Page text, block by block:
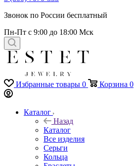
Звонок по России бесплатный
Пн-Пт с 9:00 до 18:00 Мск
Избранные товары 0 Корзина 0
Каталог
Назад
Каталог
Все изделия
Серьги
Кольца